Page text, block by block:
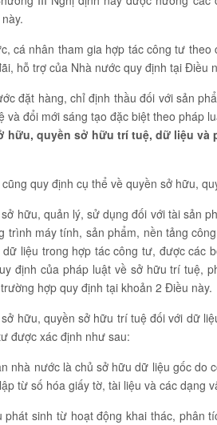
cá nhân tham gia hợp tác công tư
hỗ trợ của Nhà nước quy định tại Điều
đặt hàng, chỉ định thầu đối với sản
và đổi mới sáng tạo đặc biệt theo pháp
hữu, quyền sở hữu trí tuệ, dữ liệu
cũng quy định cụ thể về quyền sở hữu,
hữu, quản lý, sử dụng đối với tài sản
trình máy tính, sản phẩm, nền tảng
liệu trong hợp tác công tư, được các
định của pháp luật về sở hữu trí tuệ,
hợp quy định tại khoản 2 Điều này.
hữu, quyền sở hữu trí tuệ đối với dữ
được xác định như sau:
nhà nước là chủ sở hữu dữ liệu gốc do
từ số hóa giấy tờ, tài liệu và các dạng
phát sinh từ hoạt động khai thác, phân